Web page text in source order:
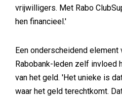
vrijwilligers. Met Rabo
hen financieel.'
Een onderscheidend
Rabobank-leden zelf invloed
van het geld. 'Het unieke is
waar het geld terechtkomt.